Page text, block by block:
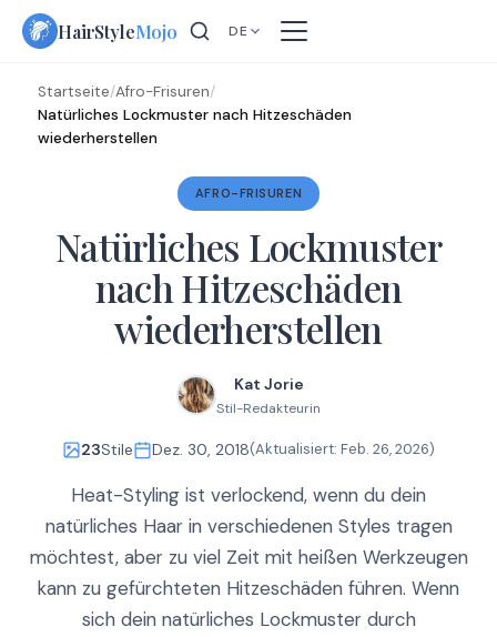
Skip
HairStyleMojo DE
Startseite/Afro-Frisuren/
Natürliches Lockmuster nach Hitzeschäden
wiederherstellen
AFRO-FRISUREN
Natürliches Lockmuster
nach Hitzeschäden
wiederherstellen
Kat Jorie
Stil-Redakteurin
23Stile Dez. 30, 2018(Aktualisiert: Feb. 26, 2026)
Heat-Styling ist verlockend, wenn du dein
natürliches Haar in verschiedenen Styles tragen
möchtest, aber zu viel Zeit mit heißen Werkzeugen
kann zu gefürchteten Hitzeschäden führen. Wenn
sich dein natürliches Lockmuster durch